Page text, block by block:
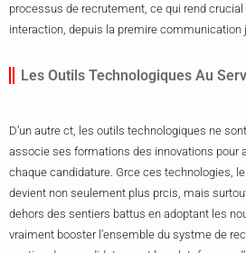
processus de recrutement, ce qui rend
interaction, depuis la premire communication
Les Outils Technologiques Au
D’un autre ct, les outils technologiques ne
associe ses formations des innovations pour
chaque candidature. Grce ces technologies,
devient non seulement plus prcis, mais
dehors des sentiers battus en adoptant les
vraiment booster l’ensemble du systme de